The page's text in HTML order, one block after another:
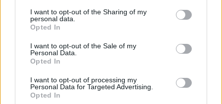
I want to opt-out of the Sharing of my
personal data.
Opted In
I want to opt-out of the Sale of my
Personal Data.
Opted In
I want to opt-out of processing my
Personal Data for Targeted Advertising.
Opted In
VIDEO. Minciună bubuitoare a Vioricăi